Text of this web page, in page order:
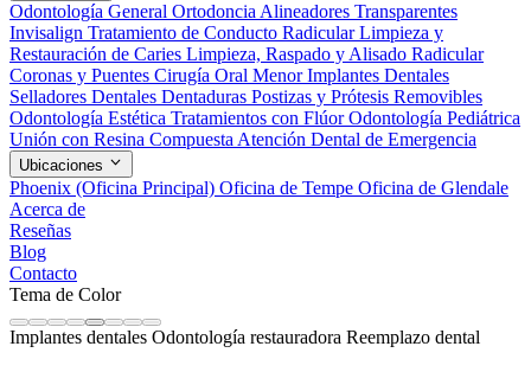
Odontología General Ortodoncia Alineadores Transparentes
Invisalign Tratamiento de Conducto RadicularLimpieza y
Restauración de Caries Limpieza, Raspado y Alisado Radicular
Coronas y Puentes Cirugía Oral MenorImplantes Dentales
Selladores Dentales Dentaduras Postizas y Prótesis Removibles
Odontología Estética Tratamientos con FlúorOdontología Pediátrica
Unión con Resina Compuesta Atención Dental de Emergencia
Ubicaciones
Phoenix (Oficina Principal) Oficina de Tempe Oficina de Glendale
Acerca de
Reseñas
Blog
Contacto
Tema de Color
Implantes dentales Odontología restauradora Reemplazo dental